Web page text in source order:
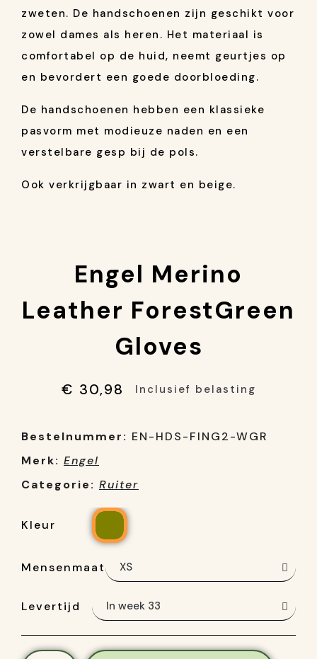
zweten. De handschoenen zijn geschikt voor
zowel dames als heren. Het materiaal is
comfortabel op de huid, neemt geurtjes op
en bevordert een goede doorbloeding.
De handschoenen hebben een klassieke
pasvorm met modieuze naden en een
verstelbare gesp bij de pols.
Ook verkrijgbaar in zwart en beige.
Engel Merino
Leather ForestGreen
Gloves
€ 30,98 Inclusief belasting
Bestelnummer: EN-HDS-FING2-WGR
Merk: Engel
Categorie: Ruiter
Kleur
Mensenmaat
Levertijd